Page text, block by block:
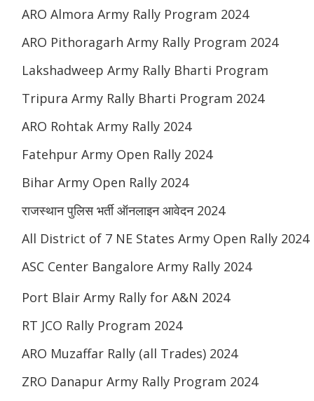
ARO Almora Army Rally Program 2024
ARO Pithoragarh Army Rally Program 2024
Lakshadweep Army Rally Bharti Program
Tripura Army Rally Bharti Program 2024
ARO Rohtak Army Rally 2024
Fatehpur Army Open Rally 2024
Bihar Army Open Rally 2024
राजस्थान पुलिस भर्ती ऑनलाइन आवेदन 2024
All District of 7 NE States Army Open Rally 2024
ASC Center Bangalore Army Rally 2024
Port Blair Army Rally for A&N 2024
RT JCO Rally Program 2024
ARO Muzaffar Rally (all Trades) 2024
ZRO Danapur Army Rally Program 2024